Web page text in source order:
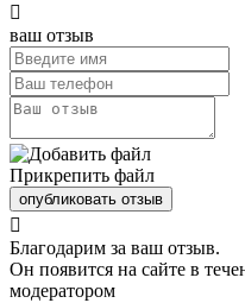

ваш отзыв
Прикрепить файл
опубликовать отзыв

Благодарим за ваш отзыв.
Он появится на сайте в
модератором